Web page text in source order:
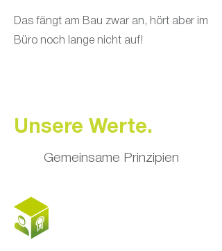
Das fängt am Bau zwar an, hört aber im
Büro noch lange nicht auf!
Unsere Werte.
Gemeinsame Prinzipien